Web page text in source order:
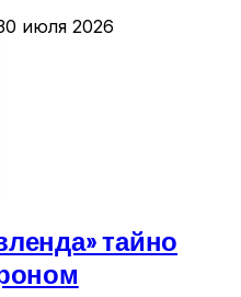
июля 2026
тайно